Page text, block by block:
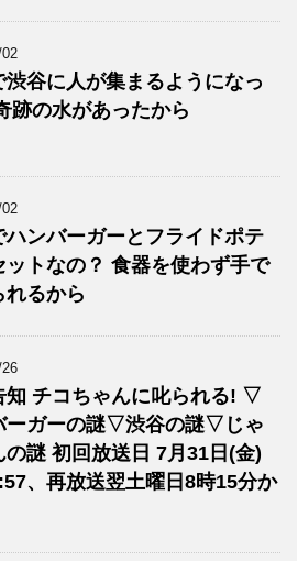
渋谷に人が集まるようになっ
跡の水があったから
ハンバーガーとフライドポテ
ットなの？ 食器を使わず手で
れるから
知 チコちゃんに叱られる! ▽
ーガーの謎▽渋谷の謎▽じゃ
の謎 初回放送日 7月31日(金)
、再放送翌土曜日8時15分か